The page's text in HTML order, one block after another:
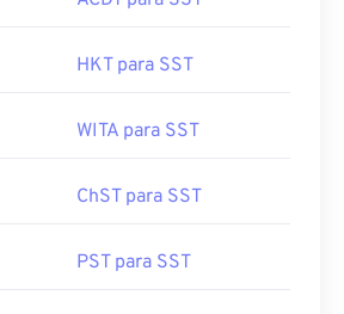
HKT para SST
WITA para SST
ChST para SST
PST para SST